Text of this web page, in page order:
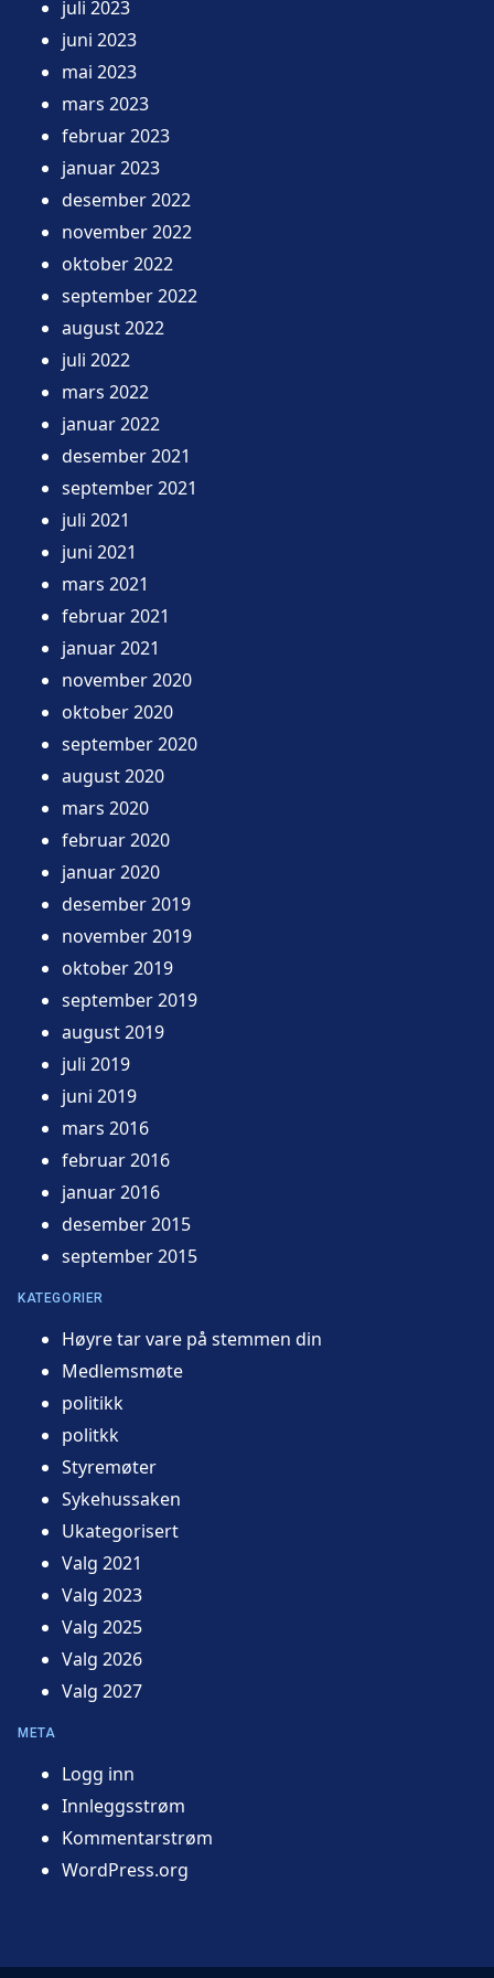
juli 2023
juni 2023
mai 2023
mars 2023
februar 2023
januar 2023
desember 2022
november 2022
oktober 2022
september 2022
august 2022
juli 2022
mars 2022
januar 2022
desember 2021
september 2021
juli 2021
juni 2021
mars 2021
februar 2021
januar 2021
november 2020
oktober 2020
september 2020
august 2020
mars 2020
februar 2020
januar 2020
desember 2019
november 2019
oktober 2019
september 2019
august 2019
juli 2019
juni 2019
mars 2016
februar 2016
januar 2016
desember 2015
september 2015
KATEGORIER
Høyre tar vare på stemmen din
Medlemsmøte
politikk
politkk
Styremøter
Sykehussaken
Ukategorisert
Valg 2021
Valg 2023
Valg 2025
Valg 2026
Valg 2027
META
Logg inn
Innleggsstrøm
Kommentarstrøm
WordPress.org